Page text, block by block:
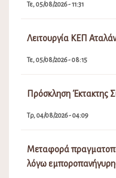
Τε, 05/08/2026 - 11:31
Λειτουργία ΚΕΠ
Τε, 05/08/2026 - 08:15
Πρόσκληση Έκτακτης
Τρ, 04/08/2026 - 04:09
Μεταφορά
λόγω